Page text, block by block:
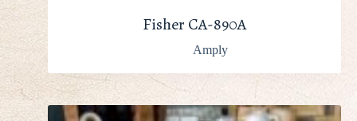
Fisher CA-890A
Amply